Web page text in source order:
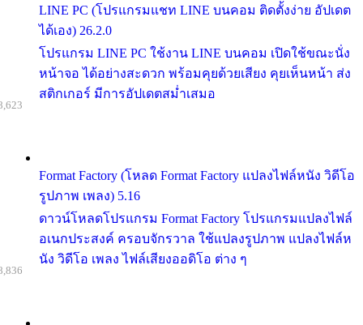
LINE PC (โปรแกรมแชท LINE บนคอม ติดตั้งง่าย อัปเดต
ได้เอง) 26.2.0
โปรแกรม LINE PC ใช้งาน LINE บนคอม เปิดใช้ขณะนั่ง
หน้าจอ ได้อย่างสะดวก พร้อมคุยด้วยเสียง คุยเห็นหน้า ส่ง
สติกเกอร์ มีการอัปเดตสม่ำเสมอ
Format Factory (โหลด Format Factory แปลงไฟล์หนัง วิดีโอ
รูปภาพ เพลง) 5.16
ดาวน์โหลดโปรแกรม Format Factory โปรแกรมแปลงไฟล์
อเนกประสงค์ ครอบจักรวาล ใช้แปลงรูปภาพ แปลงไฟล์ห
นัง วิดีโอ เพลง ไฟล์เสียงออดิโอ ต่าง ๆ